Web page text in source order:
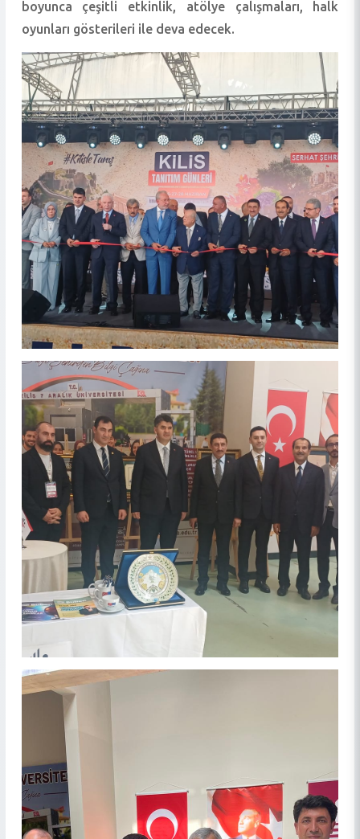
boyunca çeşitli etkinlik, atölye çalışmaları, halk
oyunları gösterileri ile deva edecek.